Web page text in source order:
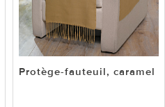
Protège-fauteuil, caramel